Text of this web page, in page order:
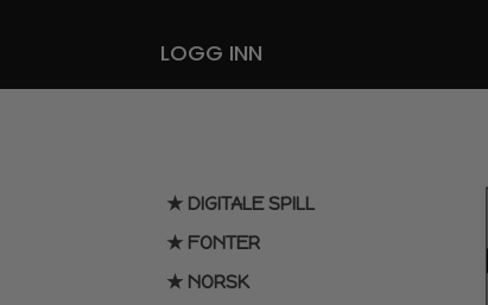
LOGG INN
★ DIGITALE SPILL
★ FONTER
★ NORSK